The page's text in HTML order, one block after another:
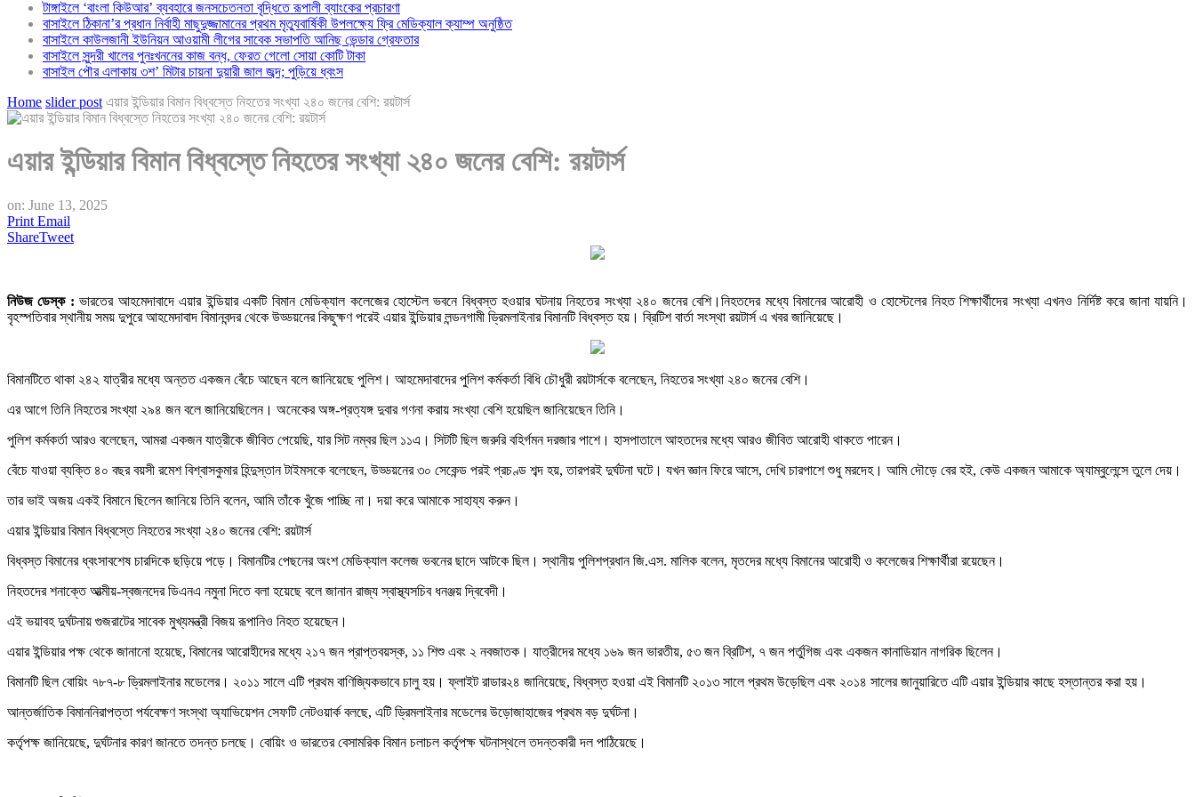
টাঙ্গাইলে ‘বাংলা কিউআর’ ব্যবহারে জনসচেতনতা বৃদ্ধিতে রূপালী ব্যাংকের প্রচারণা
বাসাইলে ঠিকানা’র প্রধান নির্বাহী মাছুদুজ্জামানের প্রথম মৃত্যুবার্ষিকী উপলক্ষ্যে ফ্রি মেডিক্যাল ক্যাম্প অনুষ্ঠিত
বাসাইলে কাউলজানী ইউনিয়ন আওয়ামী লীগের সাবেক সভাপতি আনিছ ভেন্ডার গ্রেফতার
বাসাইলে সুন্দরী খালের পুনঃখননের কাজ বন্ধ, ফেরত গেলো সোয়া কোটি টাকা
বাসাইল পৌর এলাকায় ৩শ’ মিটার চায়না দুয়ারী জাল জব্দ; পুড়িয়ে ধ্বংস
Home slider post এয়ার ইন্ডিয়ার বিমান বিধ্বস্তে নিহতের সংখ্যা ২৪০ জনের বেশি: রয়টার্স
এয়ার ইন্ডিয়ার বিমান বিধ্বস্তে নিহতের সংখ্যা ২৪০ জনের বেশি: রয়টার্স
on: June 13, 2025
Print Email
ShareTweet
নিউজ ডেস্ক :ভারতের আহমেদাবাদে এয়ার ইন্ডিয়ার একটি বিমান মেডিক্যাল কলেজের হোস্টেল ভবনে বিধ্বস্ত হওয়ার ঘটনায় নিহতের সংখ্যা ২৪০ জনের বেশি।নিহতদের মধ্যে বিমানের আরোহী ও হোস্টেলের নিহত শিক্ষার্থীদের সংখ্যা এখনও নির্দিষ্ট করে জানা যায়নি।
বৃহস্পতিবার স্থানীয় সময় দুপুরে আহমেদাবাদ বিমানবন্দর থেকে উড্ডয়নের কিছুক্ষণ পরেই এয়ার ইন্ডিয়ার লন্ডনগামী ড্রিমলাইনার বিমানটি বিধ্বস্ত হয়। ব্রিটিশ বার্তা সংস্থা রয়টার্স এ খবর জানিয়েছে।
বিমানটিতে থাকা ২৪২ যাত্রীর মধ্যে অন্তত একজন বেঁচে আছেন বলে জানিয়েছে পুলিশ। আহমেদাবাদের পুলিশ কর্মকর্তা বিধি চৌধুরী রয়টার্সকে বলেছেন, নিহতের সংখ্যা ২৪০ জনের বেশি।
এর আগে তিনি নিহতের সংখ্যা ২৯৪ জন বলে জানিয়েছিলেন। অনেকের অঙ্গ-প্রত্যঙ্গ দুবার গণনা করায় সংখ্যা বেশি হয়েছিল জানিয়েছেন তিনি।
পুলিশ কর্মকর্তা আরও বলেছেন, আমরা একজন যাত্রীকে জীবিত পেয়েছি, যার সিট নম্বর ছিল ১১এ। সিটটি ছিল জরুরি বহির্গমন দরজার পাশে। হাসপাতালে আহতদের মধ্যে আরও জীবিত আরোহী থাকতে পারেন।
বেঁচে যাওয়া ব্যক্তি ৪০ বছর বয়সী রমেশ বিশ্বাসকুমার হিন্দুস্তান টাইমসকে বলেছেন, উড্ডয়নের ৩০ সেকেন্ড পরই প্রচণ্ড শব্দ হয়, তারপরই দুর্ঘটনা ঘটে। যখন জ্ঞান ফিরে আসে, দেখি চারপাশে শুধু মরদেহ। আমি দৌড়ে বের হই, কেউ একজন আমাকে অ্যাম্বুলেন্সে তুলে দেয়।
তার ভাই অজয় একই বিমানে ছিলেন জানিয়ে তিনি বলেন, আমি তাঁকে খুঁজে পাচ্ছি না। দয়া করে আমাকে সাহায্য করুন।
এয়ার ইন্ডিয়ার বিমান বিধ্বস্তে নিহতের সংখ্যা ২৪০ জনের বেশি: রয়টার্স
বিধ্বস্ত বিমানের ধ্বংসাবশেষ চারদিকে ছড়িয়ে পড়ে। বিমানটির পেছনের অংশ মেডিক্যাল কলেজ ভবনের ছাদে আটকে ছিল। স্থানীয় পুলিশপ্রধান জি.এস. মালিক বলেন, মৃতদের মধ্যে বিমানের আরোহী ও কলেজের শিক্ষার্থীরা রয়েছেন।
নিহতদের শনাক্তে আত্মীয়-স্বজনদের ডিএনএ নমুনা দিতে বলা হয়েছে বলে জানান রাজ্য স্বাস্থ্যসচিব ধনঞ্জয় দ্বিবেদী।
এই ভয়াবহ দুর্ঘটনায় গুজরাটের সাবেক মুখ্যমন্ত্রী বিজয় রূপানিও নিহত হয়েছেন।
এয়ার ইন্ডিয়ার পক্ষ থেকে জানানো হয়েছে, বিমানের আরোহীদের মধ্যে ২১৭ জন প্রাপ্তবয়স্ক, ১১ শিশু এবং ২ নবজাতক। যাত্রীদের মধ্যে ১৬৯ জন ভারতীয়, ৫৩ জন ব্রিটিশ, ৭ জন পর্তুগিজ এবং একজন কানাডিয়ান নাগরিক ছিলেন।
বিমানটি ছিল বোয়িং ৭৮৭-৮ ড্রিমলাইনার মডেলের। ২০১১ সালে এটি প্রথম বাণিজ্যিকভাবে চালু হয়। ফ্লাইট রাডার২৪ জানিয়েছে, বিধ্বস্ত হওয়া এই বিমানটি ২০১৩ সালে প্রথম উড়েছিল এবং ২০১৪ সালের জানুয়ারিতে এটি এয়ার ইন্ডিয়ার কাছে হস্তান্তর করা হয়।
আন্তর্জাতিক বিমাননিরাপত্তা পর্যবেক্ষণ সংস্থা অ্যাভিয়েশন সেফটি নেটওয়ার্ক বলছে, এটি ড্রিমলাইনার মডেলের উড়োজাহাজের প্রথম বড় দুর্ঘটনা।
কর্তৃপক্ষ জানিয়েছে, দুর্ঘটনার কারণ জানতে তদন্ত চলছে। বোয়িং ও ভারতের বেসামরিক বিমান চলাচল কর্তৃপক্ষ ঘটনাস্থলে তদন্তকারী দল পাঠিয়েছে।